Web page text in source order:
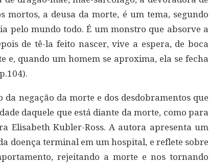
mortos, a deusa da morte, é um tema, segundo
pelo mundo todo. É um monstro que absorve a
de tê-la feito nascer, vive a espera, de boca
e, quando um homem se aproxima, ela se fecha
negação da morte e dos desdobramentos que
daquele que está diante da morte, como para
Elisabeth Kubler-Ross. A autora apresenta um
doença terminal em um hospital, e reflete sobre
rejeitando a morte e nos tornando